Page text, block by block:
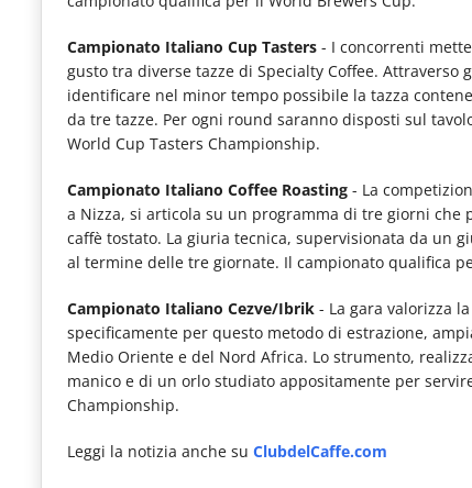
Campionato Italiano Cup Tasters - I concorrenti
gusto tra diverse tazze di Specialty Coffee.
identificare nel minor tempo possibile la tazza
da tre tazze. Per ogni round saranno disposti sul
World Cup Tasters Championship.
Campionato Italiano Coffee Roasting - La
a Nizza, si articola su un programma di tre giorni che
caffè tostato. La giuria tecnica, supervisionata da un
al termine delle tre giornate. Il campionato qualifica
Campionato Italiano Cezve/Ibrik - La gara valorizza
specificamente per questo metodo di estrazione,
Medio Oriente e del Nord Africa. Lo strumento,
manico e di un orlo studiato appositamente per
Championship.
Leggi la notizia anche su ClubdelCaffe.com